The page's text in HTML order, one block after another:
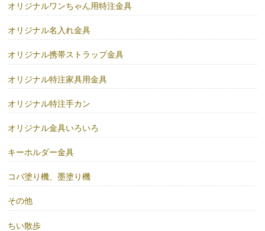
オリジナルワンちゃん用特注金具
オリジナル名入れ金具
オリジナル携帯ストラップ金具
オリジナル特注家具用金具
オリジナル特注手カン
オリジナル金具いろいろ
キーホルダー金具
コバ塗り機、墨塗り機
その他
ちい散歩